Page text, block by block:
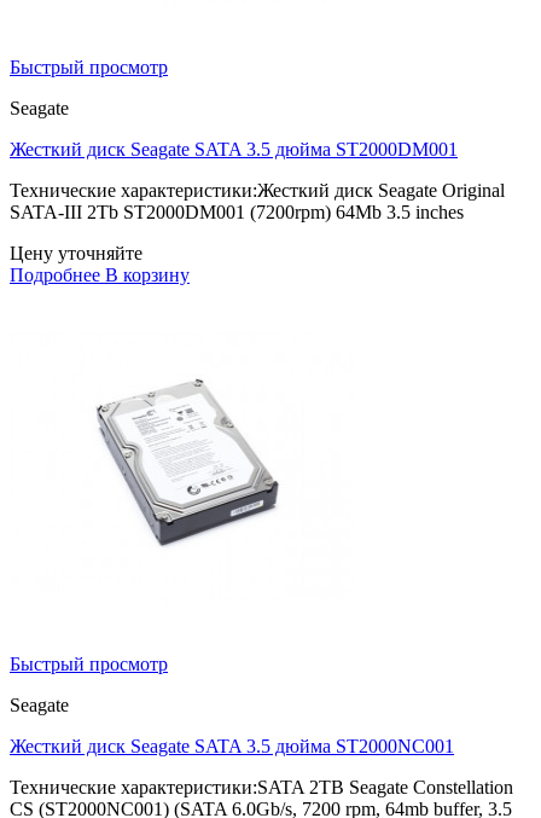
Быстрый просмотр
Seagate
Жесткий диск Seagate SATA 3.5 дюйма ST2000DM001
Технические характеристики:Жесткий диск Seagate Original
SATA-III 2Tb ST2000DM001 (7200rpm) 64Mb 3.5 inches
Цену уточняйте
Подробнее В корзину
Быстрый просмотр
Seagate
Жесткий диск Seagate SATA 3.5 дюйма ST2000NC001
Технические характеристики:SATA 2TB Seagate Constellation
CS (ST2000NC001) (SATA 6.0Gb/s, 7200 rpm, 64mb buffer, 3.5